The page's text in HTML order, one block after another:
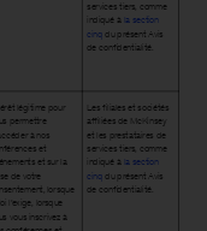
services tiers, comme
indiqué à la section
cinq du présent Avis
de confidentialité.
légitime pour
permettre
à nos
et
et sur la
de votre
lorsque
l’exige, lorsque
vous inscrivez à
Les filiales et sociétés
affiliées de McKinsey
et les prestataires de
services tiers, comme
indiqué à la section
cinq du présent Avis
de confidentialité.